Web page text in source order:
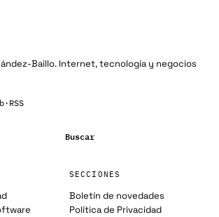
Baillo. Internet, tecnología y negocios
· RSS
Buscar
SECCIONES
Boletín de novedades
Política de Privacidad